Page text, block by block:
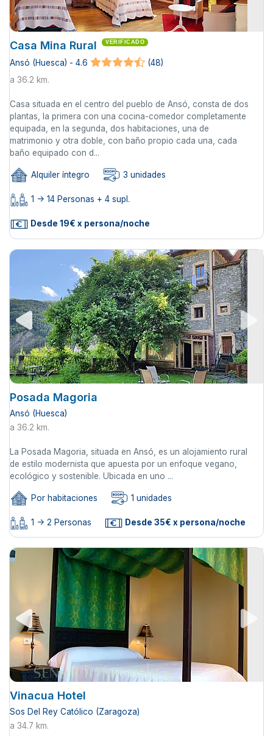
Casa Mina Rural VERIFICADO
Ansó (Huesca) - 4.6
(48)
a 36.2 km.
Casa situada en el centro del pueblo de Ansó, consta de dos
plantas, la primera con una cocina-comedor completamente
equipada, en la segunda, dos habitaciones, una de
matrimonio y otra doble, con baño propio cada una, cada
baño equipado con d...
Alquiler íntegro 3 unidades
1 -> 14 Personas + 4 supl.
Desde 19€ x persona/noche
Posada Magoria
Ansó (Huesca)
a 36.2 km.
La Posada Magoria, situada en Ansó, es un alojamiento rural
de estilo modernista que apuesta por un enfoque vegano,
ecológico y sostenible. Ubicada en uno ...
Por habitaciones 1 unidades
1 -> 2 Personas Desde 35€ x persona/noche
Vinacua Hotel
Sos Del Rey Católico (Zaragoza)
a 34.7 km.